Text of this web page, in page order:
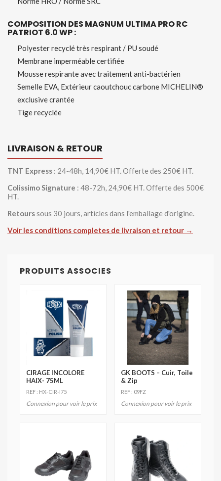
COMPOSITION DES MAGNUM ULTIMA PRO RC
PATRIOT 6.0 WP :
Polyester recyclé très respirant / PU soudé
Membrane imperméable certifiée
Mousse respirante avec traitement anti-bactérien
Semelle EVA, Extérieur caoutchouc carbone MICHELIN®
exclusive crantée
Tige recyclée
LIVRAISON & RETOUR
TNT Express : 24-48h, 14,90€ HT. Offerte des 250€ HT.
Colissimo Signature : 48-72h, 24,90€ HT. Offerte des 500€
HT.
Retourssous 30 jours, articles dans l'emballage d'origine.
Voir les conditions completes de livraison et retour →
PRODUITS ASSOCIES
CIRAGE INCOLORE
HAIX- 75ML
REF : HX-CIR-I75
Connexion pour voir le prix
GK BOOTS – Cuir, Toile
& Zip
REF : 09FZ
Connexion pour voir le prix